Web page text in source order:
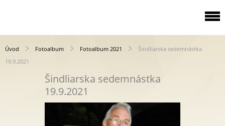
Úvod Fotoalbum Fotoalbum 2021
Šindliarska sedemnástka
19.9.2021
Šindliarska sedemnástka
19.9.2021